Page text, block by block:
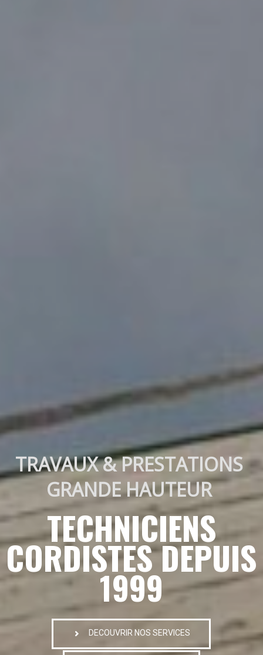
TRAVAUX & PRESTATIONS
GRANDE HAUTEUR
TECHNICIENS
CORDISTES DEPUIS
1999
DECOUVRIR NOS SERVICES